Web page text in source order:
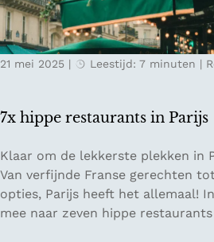
e
s
g
s
o
o
r
L
7x hippe restaurants in Parijs
21 mei 2025 | Leestijd: 7 minuten |
7
x
h
i
Klaar om de lekkerste plekken in
Van verfijnde Franse gerechten
opties, Parijs heeft het allemaal!
mee naar zeven hippe